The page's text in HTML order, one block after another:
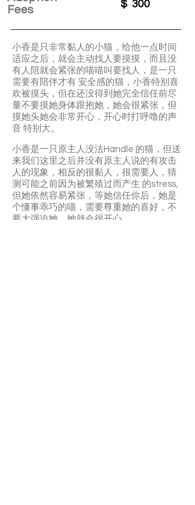
Fees
$ 300
小香是只非常黏人的小猫，给他一点时间
适应之后，就会主动找人要摸摸，而且没
有人陪就会紧张的喵喵叫要找人，是一只
需要有陪伴才有 安全感的猫，小香特别喜
欢被摸头，但在还没得到她完全信任前尽
量不要摸她身体跟抱她，她会很紧张，但
摸她头她会非常开心，开心时打呼噜的声
音 特别大。
小香是一只原主人没法Handle 的猫，但送
来我们这里之后并没有原主人说的有攻击
人的现象，相反的很黏人，很需要人，猜
测可能之前因为被繁殖过而产生 的stress,
但她依然容易紧张，等她信任你后，她是
个懂事乖巧的喵，需要尊重她的喜好，不
要太强迫她，她就会很开心。